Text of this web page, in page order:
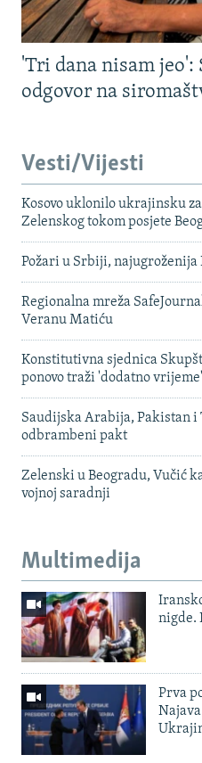
'Tri dana nisam jeo':
odgovor na
Vesti/Vijesti
Kosovo uklonilo ukrajinsku
Zelenskog tokom posjete
Požari u Srbiji, najugroženija
Regionalna mreža
Veranu Matiću
Konstitutivna sjednica
ponovo traži 'dodatno
Saudijska Arabija, Pakistan
odbrambeni pakt
Zelenski u Beogradu, Vučić
vojnoj saradnji
Multimedija
nigde.
Prva